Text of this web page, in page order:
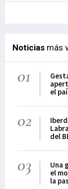
Noticias más
01
el
02
del
03
Una
el
la